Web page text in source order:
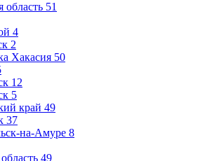
область 51
4
2
Хакасия 50
12
5
край 49
37
на-Амуре 8
49